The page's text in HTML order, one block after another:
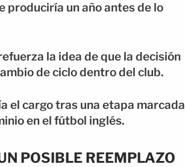
produciría un año antes de lo
la idea de que la decisión
de ciclo dentro del club.
el cargo tras una etapa marcada
en el fútbol inglés.
POSIBLE REEMPLAZO